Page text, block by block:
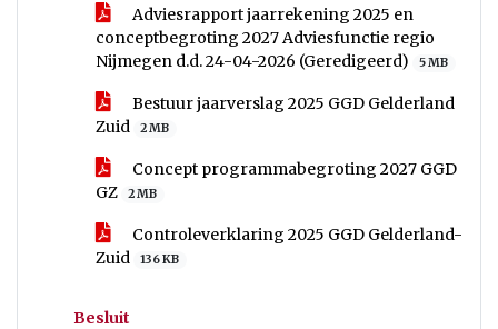
Adviesrapport jaarrekening 2025 en
conceptbegroting 2027 Adviesfunctie regio
Nijmegen d.d. 24-04-2026 (Geredigeerd)
5 MB
Bestuur jaarverslag 2025 GGD Gelderland
Zuid
2 MB
Concept programmabegroting 2027 GGD
GZ
2 MB
Controleverklaring 2025 GGD Gelderland-
Zuid
136 KB
Besluit